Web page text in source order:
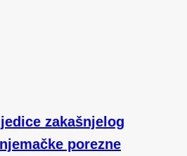
zakašnjelog
porezne